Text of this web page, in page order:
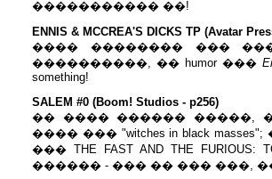
����������� ��!
ENNIS & MCCREA'S DICKS TP (Avatar
���� �������� ���
����������, �� humor ���
something!
SALEM #0 (Boom! Studios - p256)
�� ���� ������ �����,
���� ��� "witches in black
��� THE FAST AND THE
������ - ��� �� ��� ���,